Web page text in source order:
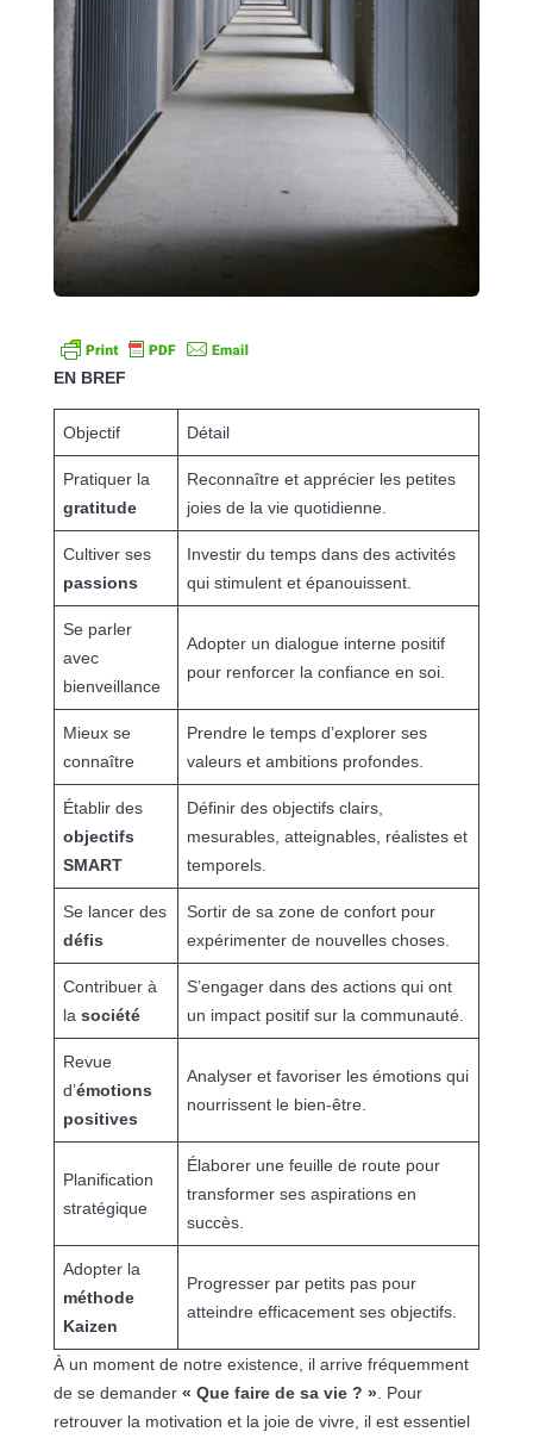
EN BREF
Objectif Détail
Pratiquer la
gratitude
Reconnaître et apprécier les petites
joies de la vie quotidienne.
Cultiver ses
passions
Investir du temps dans des activités
qui stimulent et épanouissent.
Se parler
avec
bienveillance
Adopter un dialogue interne positif
pour renforcer la confiance en soi.
Mieux se
connaître
Prendre le temps d’explorer ses
valeurs et ambitions profondes.
Établir des
objectifs
SMART
Définir des objectifs clairs,
mesurables, atteignables, réalistes et
temporels.
Se lancer des
défis
Sortir de sa zone de confort pour
expérimenter de nouvelles choses.
Contribuer à
la société
S’engager dans des actions qui ont
un impact positif sur la communauté.
Revue
d’émotions
positives
Analyser et favoriser les émotions qui
nourrissent le bien-être.
Planification
stratégique
Élaborer une feuille de route pour
transformer ses aspirations en
succès.
Adopter la
méthode
Kaizen
Progresser par petits pas pour
atteindre efficacement ses objectifs.
À un moment de notre existence, il arrive fréquemment
de se demander « Que faire de sa vie ? ». Pour
retrouver la motivation et la joie de vivre, il est essentiel